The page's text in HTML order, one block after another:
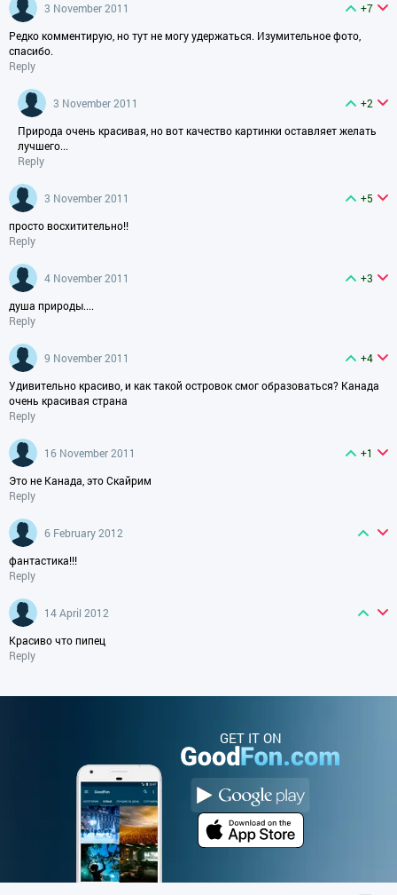
3 November 2011
+7
Редко комментирую, но тут не могу удержаться. Изумительное фото,
спасибо.
Reply
3 November 2011
+2
Природа очень красивая, но вот качество картинки оставляет желать
лучшего...
Reply
3 November 2011
+5
просто восхитительно!!
Reply
4 November 2011
+3
душа природы....
Reply
9 November 2011
+4
Удивительно красиво, и как такой островок смог образоваться? Канада
очень красивая страна
Reply
16 November 2011
+1
Это не Канада, это Скайрим
Reply
6 February 2012
фантастика!!!
Reply
14 April 2012
Красиво что пипец
Reply
GET IT ON